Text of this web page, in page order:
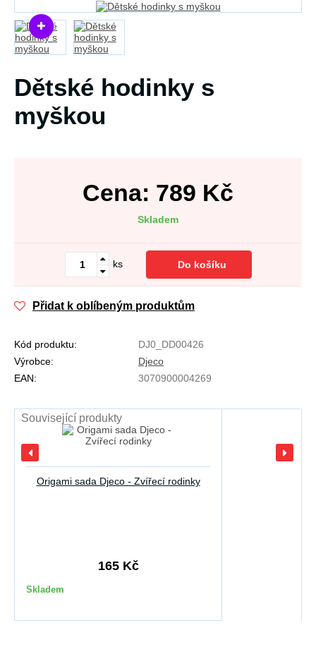
Dětské hodinky s
myškou
Cena: 789 Kč
Skladem
ks Do košíku
Přidat k oblíbeným produktům
Kód produktu:
DJ0_DD00426
Výrobce:
Djeco
EAN:
3070900004269
Související produkty
Origami sada Djeco - Zvířecí rodinky
165 Kč
Skladem